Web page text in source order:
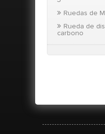
Ruedas de
Rueda de
carbono